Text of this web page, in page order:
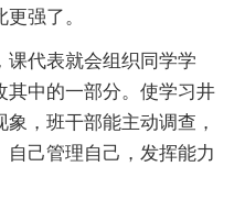
强了。
课代表就会组织同学学
其中的一部分。使学习井
，班干部能主动调查，
己管理自己，发挥能力